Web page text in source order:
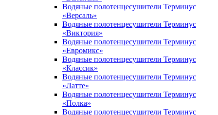
Водяные полотенцесушители Терминус
«Версаль»
Водяные полотенцесушители Терминус
«Виктория»
Водяные полотенцесушители Терминус
«Евромикс»
Водяные полотенцесушители Терминус
«Классик»
Водяные полотенцесушители Терминус
«Латте»
Водяные полотенцесушители Терминус
«Полка»
Водяные полотенцесушители Терминус